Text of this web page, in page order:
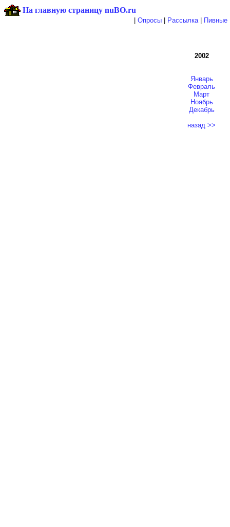
На главную страницу nuBO.ru
Опросы| Рассылка| Пивные
2002
Январь
Февраль
Март
Ноябрь
Декабрь
назад >>